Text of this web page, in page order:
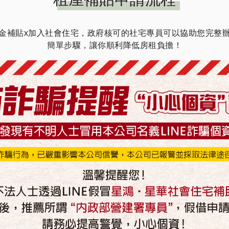
補貼x加入社會住宅，政府核可的社宅專員可以協助您完整
簡單步驟，讓你順利降低房租負擔！